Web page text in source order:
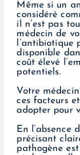
Même si un
considéré
il n’est pas
médecin de
l’antibiotique
disponible
coût élevé
potentiels.
Votre
ces facteurs
adopter pour
En l’absence
précisant
pathogène